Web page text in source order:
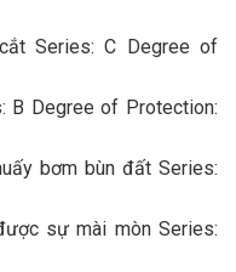
Series: C Degree of
Degree of Protection:
bơm bùn đất Series:
sự mài mòn Series: